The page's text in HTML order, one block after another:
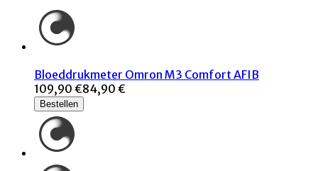
Bloeddrukmeter Omron M3 Comfort AFIB
109,90 €84,90 €
Bestellen